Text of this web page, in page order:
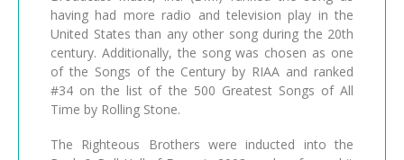
having had more radio and television play in the
United States than any other song during the 20th
century. Additionally, the song was chosen as one
of the Songs of the Century by RIAA and ranked
#34 on the list of the 500 Greatest Songs of All
Time by Rolling Stone.
The Righteous Brothers were inducted into the